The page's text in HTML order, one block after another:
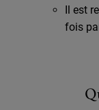
Il est
fois